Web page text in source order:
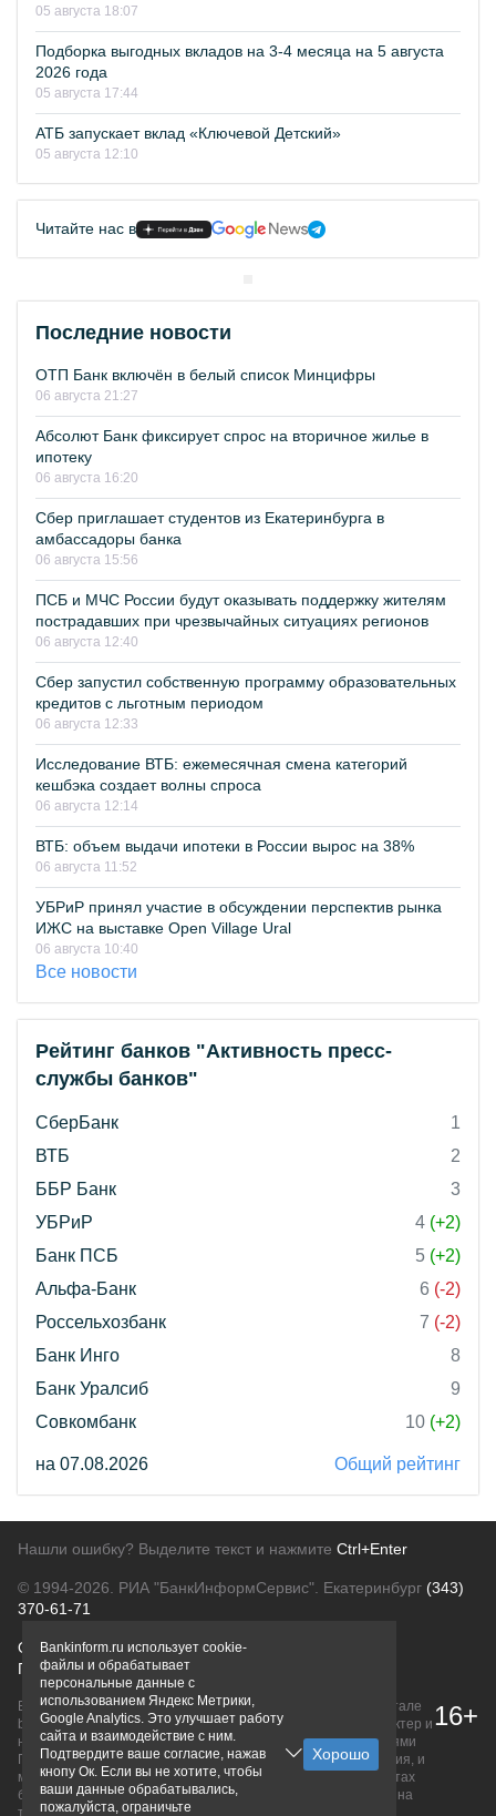
05 августа 18:07
Подборка выгодных вкладов на 3-4 месяца на 5 августа
2026 года
05 августа 17:44
АТБ запускает вклад «Ключевой Детский»
05 августа 12:10
Читайте нас в
Последние новости
ОТП Банк включён в белый список Минцифры
06 августа 21:27
Абсолют Банк фиксирует спрос на вторичное жилье в
ипотеку
06 августа 16:20
Сбер приглашает студентов из Екатеринбурга в
амбассадоры банка
06 августа 15:56
ПСБ и МЧС России будут оказывать поддержку жителям
пострадавших при чрезвычайных ситуациях регионов
06 августа 12:40
Сбер запустил собственную программу образовательных
кредитов с льготным периодом
06 августа 12:33
Исследование ВТБ: ежемесячная смена категорий
кешбэка создает волны спроса
06 августа 12:14
ВТБ: объем выдачи ипотеки в России вырос на 38%
06 августа 11:52
УБРиР принял участие в обсуждении перспектив рынка
ИЖС на выставке Open Village Ural
06 августа 10:40
Все новости
Рейтинг банков "Активность пресс-
службы банков"
СберБанк
1
ВТБ
2
ББР Банк
3
УБРиР
4 (+2)
Банк ПСБ
5 (+2)
Альфа-Банк
6 (-2)
Россельхозбанк
7 (-2)
Банк Инго
8
Банк Уралсиб
9
Совкомбанк
10 (+2)
на 07.08.2026 Общий рейтинг
Нашли ошибку? Выделите текст и нажмите Ctrl+Enter
© 1994-2026. РИА "БанкИнформСервис". Екатеринбург (343)
370-61-71
О проектеПолитика конфиденциальности
Правовая информацияДля рекламодателей
Вся информация о продуктах банков, размещенная на портале
bankinform.ru, носит исключительно ознакомительный характер и
не является публичной офертой, определяемой положениями
ГК РФ. Информация не содержит точного и полного описания, и
может быть изменена. Конечные условия уточняйте на сайтах
банков или при личном обращении. Исключительное право на
товарные знаки принадлежит их правообладателям.
16+
Bankinform.ru использует cookie-
файлы и обрабатывает
персональные данные с
использованием Яндекс Метрики,
Google Analytics. Это улучшает работу
сайта и взаимодействие с ним.
Подтвердите ваше согласие, нажав
кнопу Ок. Если вы не хотите, чтобы
ваши данные обрабатывались,
пожалуйста, ограничьте